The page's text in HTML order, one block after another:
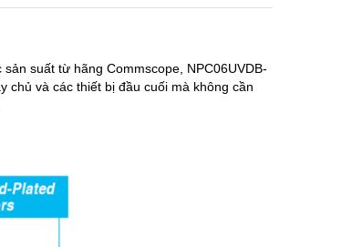
suất từ hãng Commscope, NPC06UVDB-
chủ và các thiết bị đầu cuối mà không cần